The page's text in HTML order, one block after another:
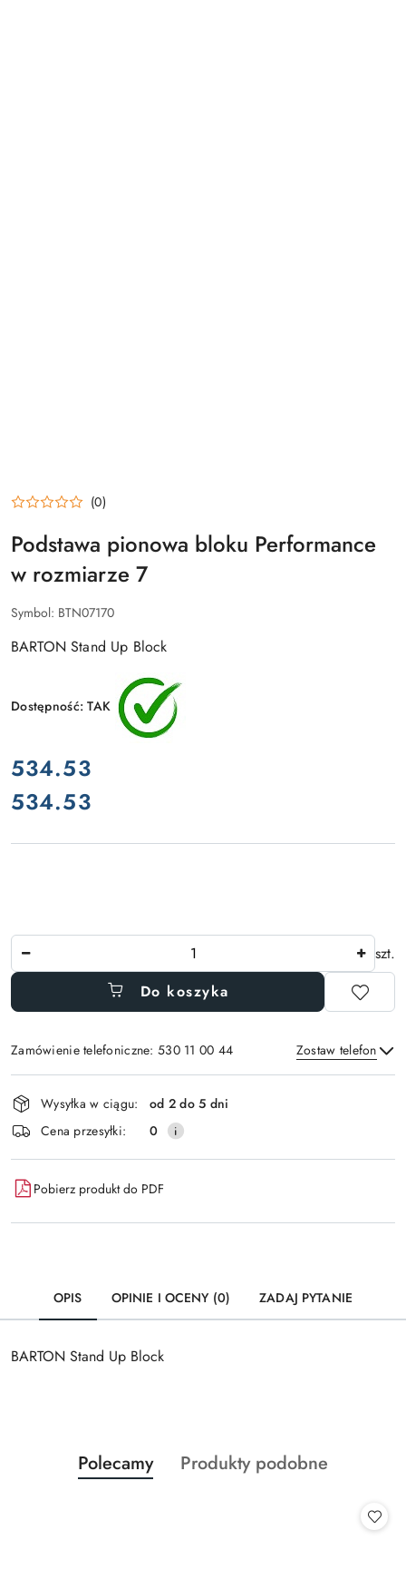
(0)
Podstawa pionowa bloku Performance
w rozmiarze 7
Symbol: BTN07170
BARTON Stand Up Block
Dostępność:TAK
cena:
534.53
Cena:
534.53
szt.
Do koszyka
Zamówienie telefoniczne: 530 11 00 44 Zostaw telefon
Wyślij
Dostępność
i
dostawa
Wysyłka w ciągu:
od 2 do 5 dni
Cena przesyłki:
0
Pobierz produkt do PDF
OPIS OPINIE I OCENY (0) ZADAJ PYTANIE
BARTON Stand Up Block
Pomiń karuzelę produktów
Produkty
o
Polecamy
Produkty
Produkty podobne